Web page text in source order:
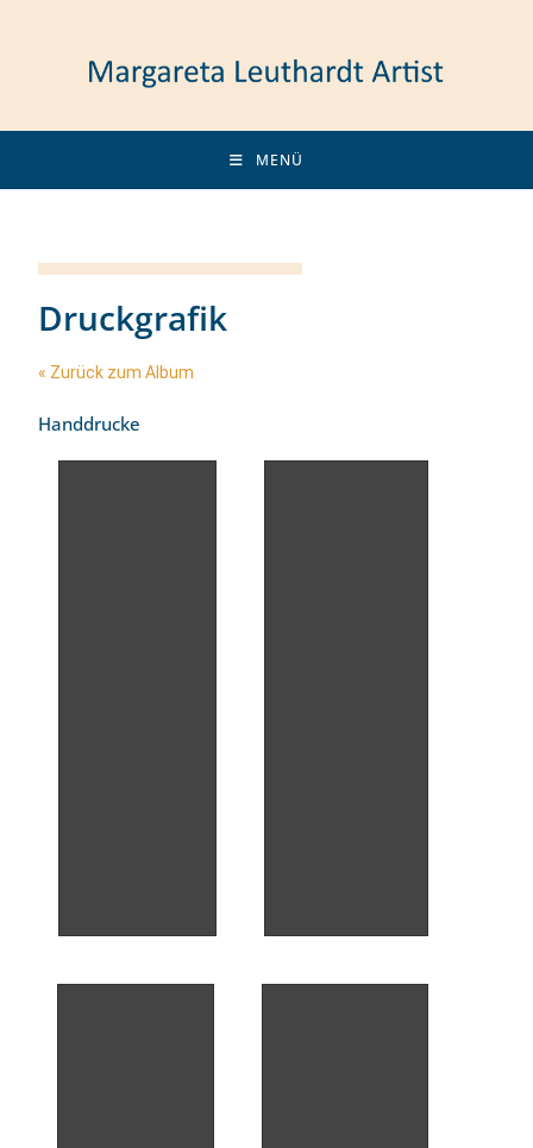
MENÜ
Druckgrafik
« Zurück zum Album
Handdrucke